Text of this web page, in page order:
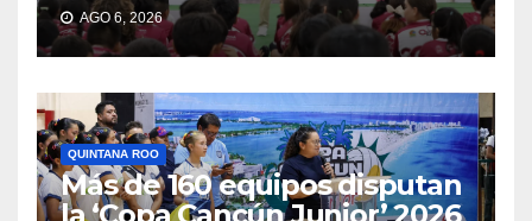
AGO 6, 2026
QUINTANA ROO
Más de 160 equipos disputan